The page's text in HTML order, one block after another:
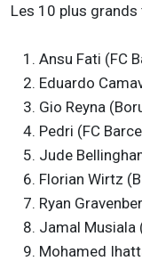
Les 10 plus
Ansu Fati (FC
Eduardo
Gio Reyna
Pedri (FC
Jude
Florian Wirtz
Ryan
Jamal Musiala
Mohamed